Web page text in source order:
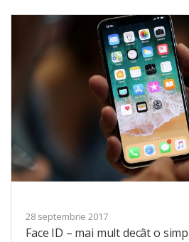
28 septembrie 2017
Face ID – mai mult decât o